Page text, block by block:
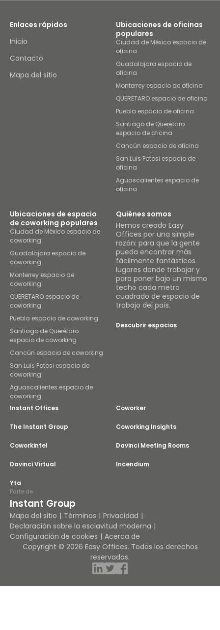
Enlaces rápidos
Inicio
Contacto
Mapa del sitio
Ubicaciones de oficinas
populares
Ciudad de México espacio de
oficina
Guadalajara espacio de
oficina
Monterrey espacio de oficina
QUERETARO espacio de oficina
Puebla espacio de oficina
Santiago de Querétaro
espacio de oficina
Cancún espacio de oficina
San Luis Potosi espacio de
oficina
Aguascalientes espacio de
oficina
Ubicaciones de espacio
de coworking populares
Ciudad de México espacio de
coworking
Guadalajara espacio de
coworking
Monterrey espacio de
coworking
QUERETARO espacio de
coworking
Puebla espacio de coworking
Santiago de Querétaro
espacio de coworking
Cancún espacio de coworking
San Luis Potosi espacio de
coworking
Aguascalientes espacio de
coworking
Quiénes somos
Hemos creado Easy
Offices por una simple
razón: para que la gente
pueda encontrar más
fácilmente fantásticos
lugares donde trabajar y
para poner bajo un mismo
techo cada metro
cuadrado de espacio de
trabajo del país.
Descubrir espacios
Instant Offices Coworker
The Instant Group Coworking Insights
Coworkintel Davinci Meeting Rooms
Davinci Virtual Incendium
Yta
Parte de
Instant Group
Mapa del sitio Términos
Privacidad
Declaración sobre la esclavitud moderna
Configuración de cookies
Acerca de
Copyright © 2026 Easy Offices. Todos los derechos
reservados.